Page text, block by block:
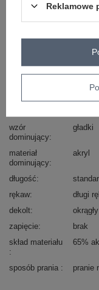
sposób prania : pranie
wzór
dominujący
gładki
materiał
dominujący
akryl
długość
rękaw
długi
dekolt
okrągły
zapięcie
brak
skład materiału
65%
sposób prania pranie
Reklamowe